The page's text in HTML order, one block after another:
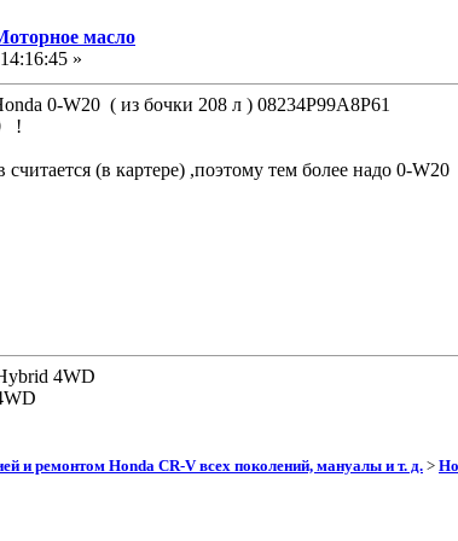
масло
»
0-W20 ( из бочки 208 л ) 08234P99A8P61
!
(в картере) ,поэтому тем более надо 0-W20
4WD
и ремонтом Honda CR-V всех поколений, мануалы и т. д. >